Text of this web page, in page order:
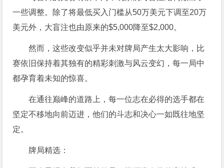
一些调整。除了将最低买入门槛从50万美元下调至20万
美元外，大盲注也由原来的$5,000降至$2,000。
然而，这些改变似乎并未对牌局产生太大影响，比
赛依旧保持着其独有的精彩刺激与风云变幻，每一局中
都孕育着未知的惊喜。
在通往巅峰的道路上，每一位志在必得的选手都在
坚定不移地向前迈进，他们的斗志和决心一如既往地坚
定。
牌局精选：